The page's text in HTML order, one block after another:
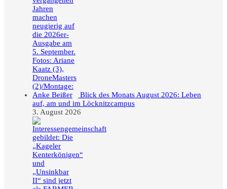
Blick des Monats August 2026: Leben
auf, am und im Löcknitzcampus
3. August 2026